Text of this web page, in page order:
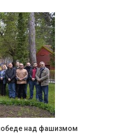
над фашизмом